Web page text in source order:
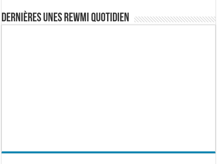
Dernières Unes Rewmi Quotidien